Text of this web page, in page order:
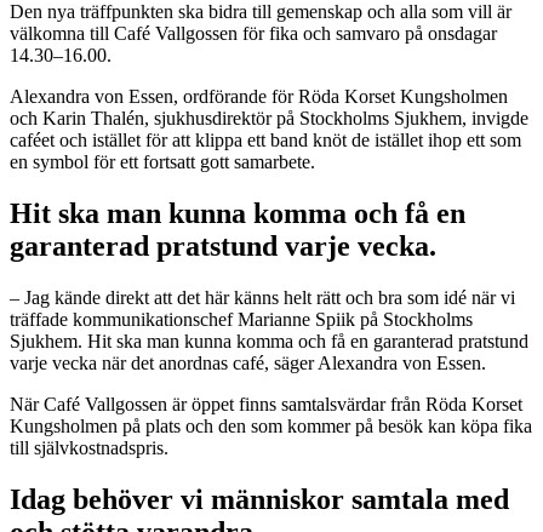
Den nya träffpunkten ska bidra till gemenskap och alla som vill är
välkomna till Café Vallgossen för fika och samvaro på onsdagar
14.30–16.00.
Alexandra von Essen, ordförande för Röda Korset Kungsholmen
och Karin Thalén, sjukhusdirektör på Stockholms Sjukhem, invigde
caféet och istället för att klippa ett band knöt de istället ihop ett som
en symbol för ett fortsatt gott samarbete.
Hit ska man kunna komma och få en
garanterad pratstund varje vecka.
– Jag kände direkt att det här känns helt rätt och bra som idé när vi
träffade kommunikationschef Marianne Spiik på Stockholms
Sjukhem. Hit ska man kunna komma och få en garanterad pratstund
varje vecka när det anordnas café, säger Alexandra von Essen.
När Café Vallgossen är öppet finns samtalsvärdar från Röda Korset
Kungsholmen på plats och den som kommer på besök kan köpa fika
till självkostnadspris.
Idag behöver vi människor samtala med